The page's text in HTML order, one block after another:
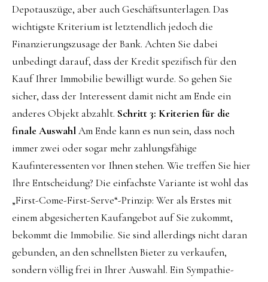
Depotauszüge, aber auch Geschäftsunterlagen. Das
wichtigste Kriterium ist letztendlich jedoch die
Finanzierungszusage der Bank. Achten Sie dabei
unbedingt darauf, dass der Kredit spezifisch für den
Kauf Ihrer Immobilie bewilligt wurde. So gehen Sie
sicher, dass der Interessent damit nicht am Ende ein
anderes Objekt abzahlt. Schritt 3: Kriterien für die
finale AuswahlAm Ende kann es nun sein, dass noch
immer zwei oder sogar mehr zahlungsfähige
Kaufinteressenten vor Ihnen stehen. Wie treffen Sie hier
Ihre Entscheidung? Die einfachste Variante ist wohl das
„First-Come-First-Serve“-Prinzip: Wer als Erstes mit
einem abgesicherten Kaufangebot auf Sie zukommt,
bekommt die Immobilie. Sie sind allerdings nicht daran
gebunden, an den schnellsten Bieter zu verkaufen,
sondern völlig frei in Ihrer Auswahl. Ein Sympathie-